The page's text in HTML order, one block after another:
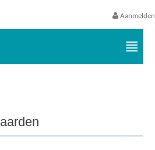
Aanmelden